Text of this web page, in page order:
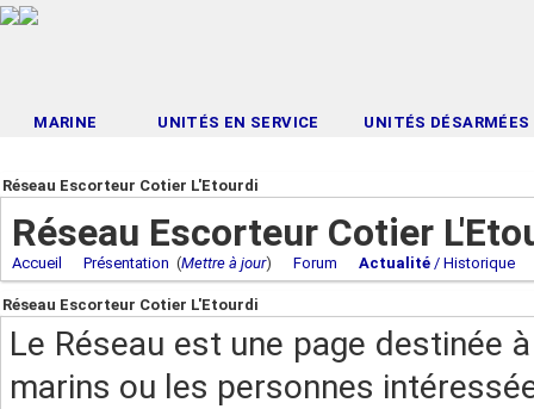
MARINE UNITÉS EN SERVICE UNITÉS DÉSARMÉES
Réseau Escorteur Cotier L'Etourdi
Réseau Escorteur Cotier
Accueil Présentation (Mettre à jour) Forum Actualité / Historique
Réseau Escorteur Cotier L'Etourdi
Le Réseau est une page destinée
marins ou les personnes